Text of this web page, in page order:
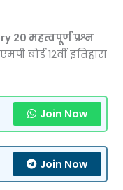
महत्वपूर्ण प्रश्न
एमपी बोर्ड 12वीं इतिहास
Join Now
Join Now